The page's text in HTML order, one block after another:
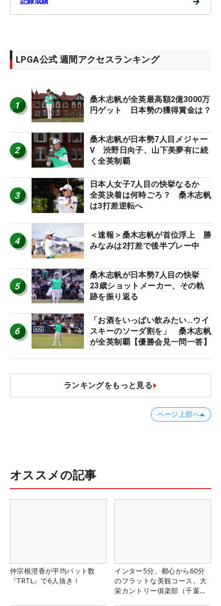
LPGA公式 週間アクセスランキング
1
桑木志帆が全英最高額2億3000万
円ゲット 日本勢の獲得賞金は？
2
桑木志帆が日本勢7人目メジャー
V 渋野日向子、山下美夢有に続
く全英制覇
3
日本人女子7人目の快挙なるか
全英決着は何時ごろ？ 桑木志帆
は3打差逆転へ
4
＜速報＞桑木志帆が首位浮上 勝
みなみは2打差で後半プレー中
5
桑木志帆が日本勢7人目の快挙
23歳ショットメーカー、その軌
跡を振り返る
6
「お酒をいっぱい飲みたい…ウイ
スキーのソーダ割を」 桑木志帆
が全英制覇【優勝会見一問一答】
ランキングをもっと見る
ページ上部へ
オススメの記事
仲宗根澄香が平均パット数
『TRTL』で6人抜き！
インター5分、都心から60分
のフラットな美観コース。大
栄カントリー俱楽部（千葉